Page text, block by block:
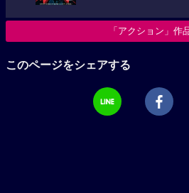
「アクション」作
このページをシェアする